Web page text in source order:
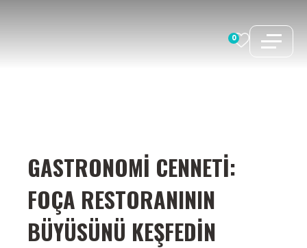
0
GASTRONOMI CENNETI:
FOÇA RESTORANININ
BÜYÜSÜNÜ KEŞFEDIN